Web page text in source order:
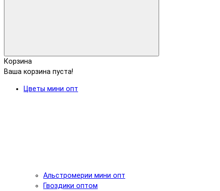
Корзина
Ваша корзина пуста!
Цветы мини опт
Альстромерии мини опт
Гвоздики оптом